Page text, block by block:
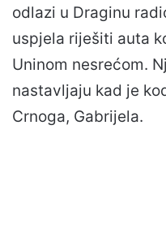
odlazi u Draginu
uspjela riješiti auta
Uninom nesrećom.
nastavljaju kad je
Crnoga, Gabrijela.